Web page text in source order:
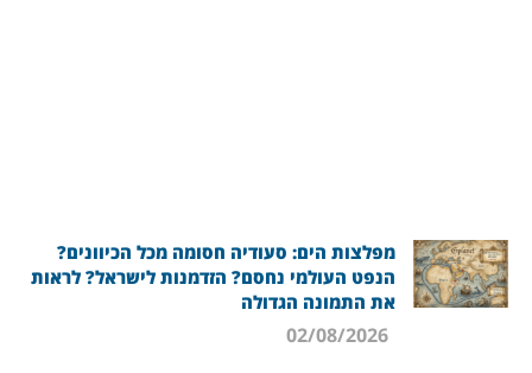
מפלצות הים: סעודיה חסומה מכל הכיוונים?
הנפט העולמי נחסם? הזדמנות לישראל? לראות
את התמונה הגדולה